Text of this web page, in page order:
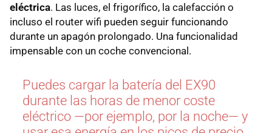
eléctrica. Las luces, el frigorífico, la calefacción o
incluso el router wifi pueden seguir funcionando
durante un apagón prolongado. Una funcionalidad
impensable con un coche convencional.
Puedes cargar la batería del EX90
durante las horas de menor coste
eléctrico —por ejemplo, por la noche— y